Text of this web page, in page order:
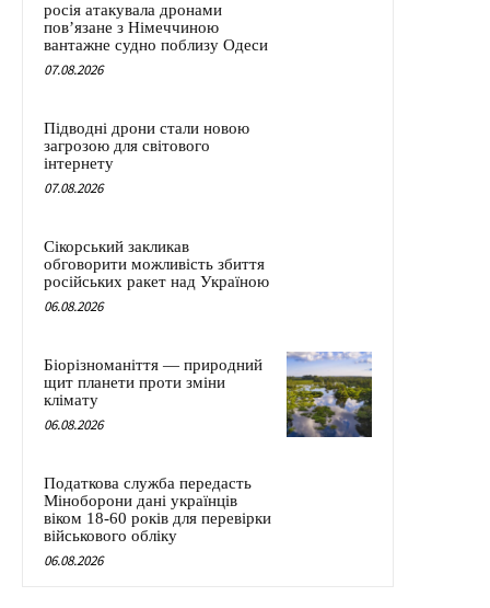
росія атакувала дронами
пов’язане з Німеччиною
вантажне судно поблизу Одеси
07.08.2026
Підводні дрони стали новою
загрозою для світового
інтернету
07.08.2026
Сікорський закликав
обговорити можливість збиття
російських ракет над Україною
06.08.2026
Біорізноманіття — природний
щит планети проти зміни
клімату
06.08.2026
Податкова служба передасть
Міноборони дані українців
віком 18-60 років для перевірки
військового обліку
06.08.2026